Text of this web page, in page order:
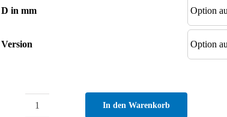
D in mm
Version
In den Warenkorb